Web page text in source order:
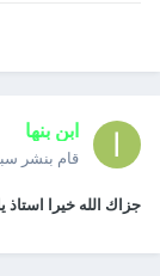
ابن بنها
قام بنشر
جزاك الله خيرا استاذ